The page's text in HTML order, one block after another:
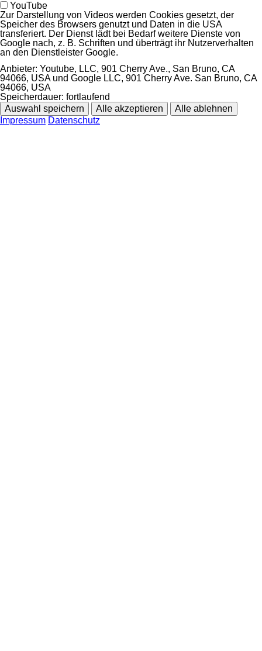
YouTube
Zur Darstellung von Videos werden Cookies gesetzt, der
Speicher des Browsers genutzt und Daten in die USA
transferiert. Der Dienst lädt bei Bedarf weitere Dienste von
Google nach, z. B. Schriften und überträgt ihr Nutzerverhalten
an den Dienstleister Google.
Anbieter: Youtube, LLC, 901 Cherry Ave., San Bruno, CA
94066, USA und Google LLC, 901 Cherry Ave. San Bruno, CA
94066, USA
Speicherdauer: fortlaufend
Auswahl speichern
Alle akzeptieren
Alle ablehnen
Impressum Datenschutz